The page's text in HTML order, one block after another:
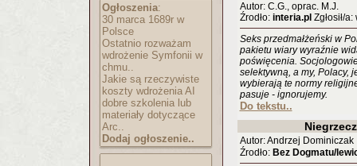
Ogłoszenia:
30 marca 1689r w
Polsce
Ostatnio rozważam
wdrożenie Symfonii w
chmu..
Jakie są rzeczywiste
koszty wdrożenia AI
dobre szkolenia lub
materiały dotyczące
Arc..
Dodaj ogłoszenie..
Autor: C.G., oprac. M.J.
Źrodło: interia.pl Zgłosił/
Seks przedmałżeński w
pakietu wiary wyraźnie
poświęcenia.
selektywną, a my, Polacy,
wybierają te normy
pasuje - ignorujemy.
Do tekstu..
Autor: Andrzej Dominiczak
Źrodło: Bez Dogmatu/